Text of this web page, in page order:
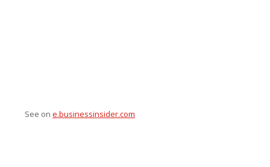
See on e.businessinsider.com